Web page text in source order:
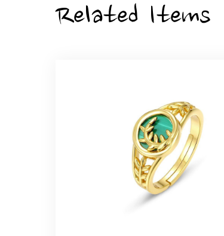
大切な節目のお祝いに、母への
こちらのオーダーの細かい調整
エレガントな蛇バ
2024/11/20
バングルの腕周りのサイズ直し
Related Items